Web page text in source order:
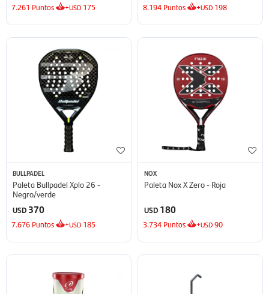
7.261 Puntos +USD 175 8.194 Puntos +USD 198
BULLPADEL
Paleta Bullpadel Xplo 26 -
Negro/verde
USD 370
7.676 Puntos +USD 185
NOX
Paleta Nox X Zero - Roja
USD 180
3.734 Puntos +USD90